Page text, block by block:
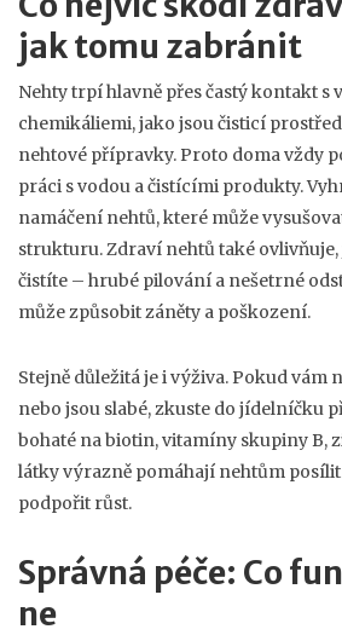
jak tomu zabránit
Nehty trpí hlavně přes častý kontakt s
chemikáliemi, jako jsou čisticí
nehtové přípravky. Proto doma vždy
práci s vodou a čistícími produkty.
namáčení nehtů, které může
strukturu. Zdraví nehtů také ovlivňuje,
čistíte – hrubé pilování a nešetrné
může způsobit záněty a poškození.
Stejně důležitá je i výživa. Pokud vám
nebo jsou slabé, zkuste do jídelníčku
bohaté na biotin, vitamíny skupiny B,
látky výrazně pomáhají nehtům
podpořit růst.
Správná péče: Co
ne